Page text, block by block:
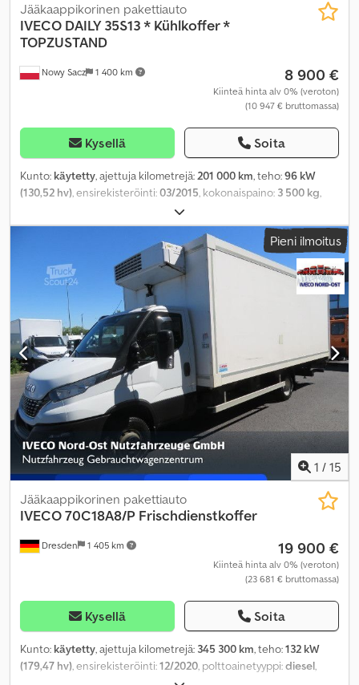
Nowy Sacz 1 400 km
Jääkaappikorinen pakettiauto
IVECO DAILY 35S13 * Kühlkoffer *
TOPZUSTAND
8 900 €
Kiinteä hinta alv 0% (veroton)
(10 947 € bruttomassa)
Kysellä Soita
Kunto: käytetty, ajettuja kilometrejä:201 000 km, teho:96 kW
(130,52 hv), ensirekisteröinti:03/2015, kokonaispaino: 3 500 kg,
mekaaninen
2 000 mm, lastitilan leveys:1 900 mm, kuormatilan korkeus:1 850
, Varusteet:ABS, Pieni ilmoitus
1 / 15
Dresden 1 405 km
Jääkaappikorinen pakettiauto
IVECO70C18A8/P Frischdienstkoffer
19 900 €
Kiinteä hinta alv 0% (veroton)
(23 681 € bruttomassa)
Kysellä Soita
Kunto: käytetty, ajettuja kilometrejä: 345 300 km, teho:132 kW
(179,47 hv), ensirekisteröinti:12/2020, polttoainetyyppi:diesel,